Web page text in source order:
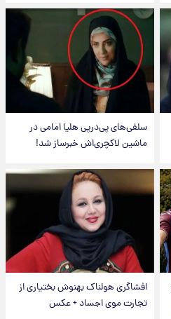
سلفی‌های پی‌درپی هلیا امامی در
ماشین لاکچری‌اش خبرساز شد!
افشاگری هولناک بهنوش بختیاری از
تجارت موی اجساد + عکس